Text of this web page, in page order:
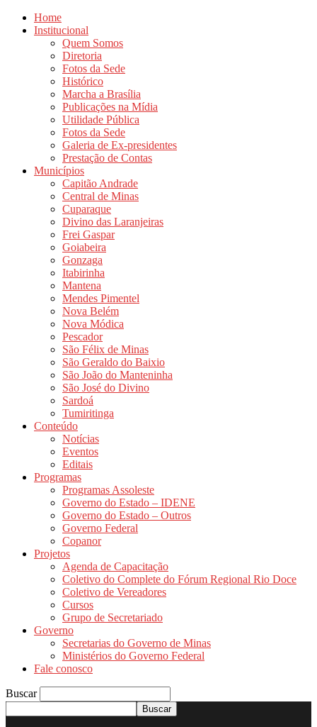
Home
Institucional
Quem Somos
Diretoria
Fotos da Sede
Histórico
Marcha a Brasília
Publicações na Mídia
Utilidade Pública
Fotos da Sede
Galeria de Ex-presidentes
Prestação de Contas
Municípios
Capitão Andrade
Central de Minas
Cuparaque
Divino das Laranjeiras
Frei Gaspar
Goiabeira
Gonzaga
Itabirinha
Mantena
Mendes Pimentel
Nova Belém
Nova Módica
Pescador
São Félix de Minas
São Geraldo do Baixio
São João do Manteninha
São José do Divino
Sardoá
Tumiritinga
Conteúdo
Notícias
Eventos
Editais
Programas
Programas Assoleste
Governo do Estado – IDENE
Governo do Estado – Outros
Governo Federal
Copanor
Projetos
Agenda de Capacitação
Coletivo do Complete do Fórum Regional Rio Doce
Coletivo de Vereadores
Cursos
Grupo de Secretariado
Governo
Secretarias do Governo de Minas
Ministérios do Governo Federal
Fale conosco
Buscar